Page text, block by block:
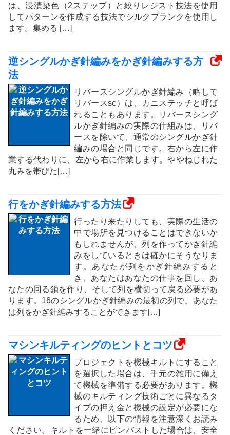
は、浸漬染色（2ステップ）と絞りレジスト技法を使用
してパターンを作成する技法でシルクブランクを使用し
ます。集める […]
逆シングルかぎ針編みをかぎ針編みする方
法
リバースシングルかぎ針編み（略して
リバースsc）は、カニステッチと呼ば
れることもあります。リバースシング
ルかぎ針編みの実際の仕組みは、リバ
ースを除いて、通常のシングルかぎ針
編みの場合と同じです。右から左に作
業する代わりに、左から右に作業します。ややねじれた
丸みを帯びた[…]
行をかぎ針編みする方法
行ったり来たりしても、実際の生活の
中で場所を見つけることはできないか
もしれませんが、列を作ってかぎ針編
みをしているときは確かにそうなりま
す。あなたが列をかぎ針編みすると
き、あなたはあなたの仕事を回し、あ
なたの回る鎖を作り、そして列を横切って戻る必要があ
ります。16のシングルかぎ針編みの最初の列で、あなた
は列をかぎ針編みすることができます[…]
マシンキルティングのヒントとコツ
プロジェクトを機械キルトにすること
を選択した場合は、手元の雑用に備え
て機械を準備する必要があります。機
械のキルティング技術ごとに異なるタ
イプの押え金と機械の設定が必要にな
るため、以下の情報を注意深くお読み
ください。キルトを一緒にピンバストした場合は、安全